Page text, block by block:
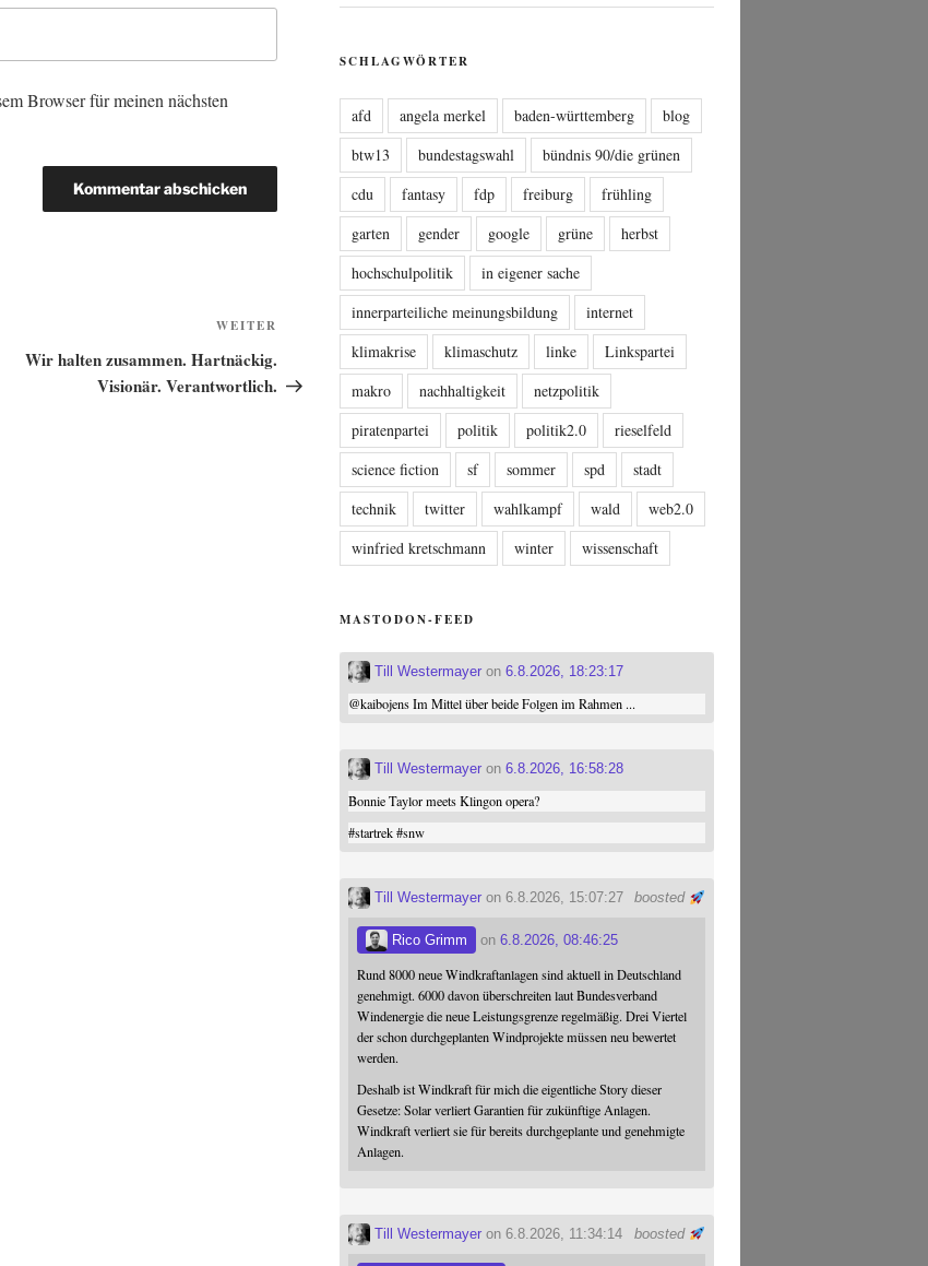
Browser für meinen nächsten
Nächster
WEITER
Wir halten zusammen. Hartnäckig.
Visionär. Verantwortlich.
SCHLAGWÖRTER
afd angela merkel baden-württemberg
blog
btw13
bundestagswahl
bündnis 90/die grünen
cdu
fantasy fdp freiburg
frühling
garten
gender google grüne
herbst
hochschulpolitik
in eigener sache
innerparteiliche meinungsbildung
internet
klimakrise
klimaschutz linke
Linkspartei
makro
nachhaltigkeit
netzpolitik
piratenpartei
politik politik2.0
rieselfeld
science fiction
sf sommer spd
stadt
technik
twitter wahlkampf wald
web2.0
winfried kretschmann
winter wissenschaft
MASTODON-FEED
Till Westermayer on6.8.2026, 18:23:17
@kaibojensIm Mittel über beide Folgen im Rahmen ...
Till Westermayer on6.8.2026, 16:58:28
Bonnie Taylor meets Klingon opera?
#startrek #snw
boosted
Till Westermayer on 6.8.2026, 15:07:27
Rico Grimm on6.8.2026, 08:46:25
Rund 8000 neue Windkraftanlagen sind aktuell in Deutschland
genehmigt. 6000 davon überschreiten laut Bundesverband
Windenergie die neue Leistungsgrenze regelmäßig. Drei Viertel
der schon durchgeplanten Windprojekte müssen neu bewertet
werden.
Deshalb ist Windkraft für mich die eigentliche Story dieser
Gesetze: Solar verliert Garantien für zukünftige Anlagen.
Windkraft verliert sie für bereits durchgeplante und genehmigte
Anlagen.
boosted
Till Westermayer on 6.8.2026, 11:34:14